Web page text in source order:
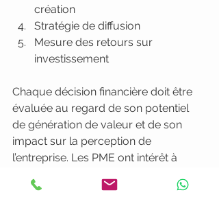
création
Stratégie de diffusion
Mesure des retours sur
investissement
Chaque décision financière doit être
évaluée au regard de son potentiel
de génération de valeur et de son
impact sur la perception de
l’entreprise. Les PME ont intérêt à
investissement stratégique à long